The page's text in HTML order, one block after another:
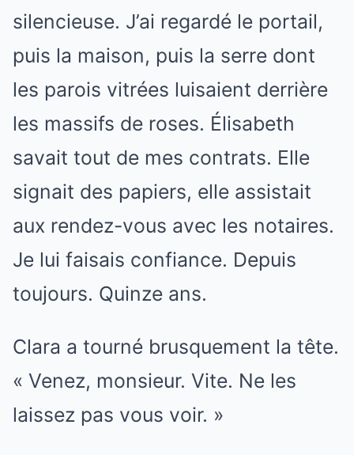
silencieuse. J’ai regardé le portail,
puis la maison, puis la serre dont
les parois vitrées luisaient derrière
les massifs de roses. Élisabeth
savait tout de mes contrats. Elle
signait des papiers, elle assistait
aux rendez-vous avec les notaires.
Je lui faisais confiance. Depuis
toujours. Quinze ans.
Clara a tourné brusquement la tête.
« Venez, monsieur. Vite. Ne les
laissez pas vous voir. »